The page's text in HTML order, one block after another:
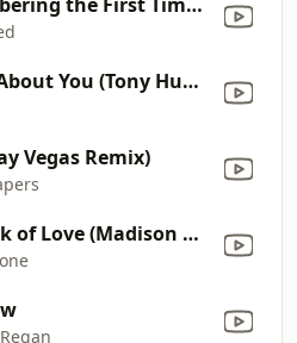
Dream About You (Tony Humphries' 12" Mix)
Vegas Remix)
The Look of Love (Madison Park vs. Lenny B. Remix)